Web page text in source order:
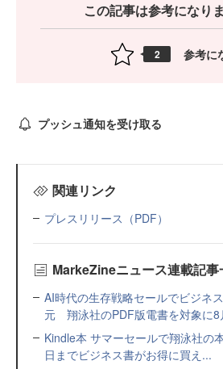
この記事は参考になり
2 参考に
プッシュ通知を受け取る
関連リンク
プレスリリース（PDF）
MarkeZineニュース連載記事
AI時代の生存戦略セールでビジネ
元 翔泳社のPDF版電書を対象に8
Kindle本 サマーセールで翔泳社
日までビジネス書がお得に買え...